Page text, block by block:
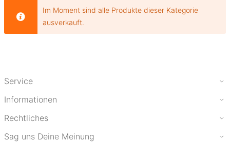
Im Moment sind alle Produkte dieser Kategorie
ausverkauft.
Service
Informationen
Rechtliches
Sag uns Deine Meinung